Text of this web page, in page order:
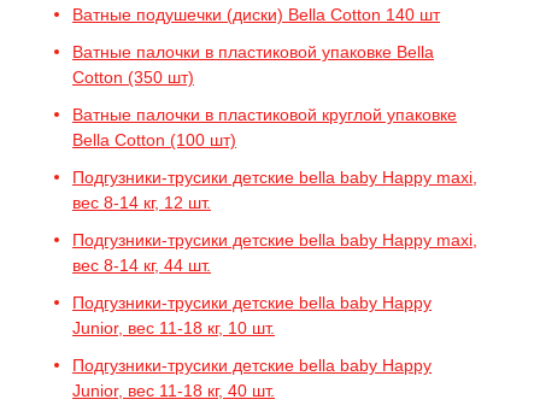
Ватные подушечки (диски) Bella Cotton 140 шт
Ватные палочки в пластиковой упаковке Bella
Cotton (350 шт)
Ватные палочки в пластиковой круглой упаковке
Bella Cotton (100 шт)
Подгузники-трусики детские bella baby Happy maxi,
вес 8-14 кг, 12 шт.
Подгузники-трусики детские bella baby Happy maxi,
вес 8-14 кг, 44 шт.
Подгузники-трусики детские bella baby Happy
Junior, вес 11-18 кг, 10 шт.
Подгузники-трусики детские bella baby Happy
Junior, вес 11-18 кг, 40 шт.